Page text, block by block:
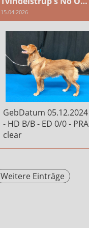
15.04.2026
GebDatum 05.12.2024
- HD B/B - ED 0/0 - PRA
clear
Weitere Einträge